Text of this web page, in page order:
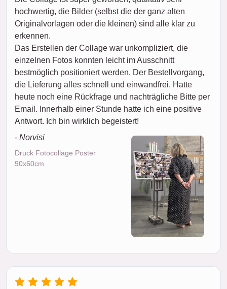
hochwertig, die Bilder (selbst die der ganz alten
Originalvorlagen oder die kleinen) sind alle klar zu
erkennen.
Das Erstellen der Collage war unkompliziert, die
einzelnen Fotos konnten leicht im Ausschnitt
bestmöglich positioniert werden. Der Bestellvorgang,
die Lieferung alles schnell und einwandfrei. Hatte
heute noch eine Rückfrage und nachträgliche Bitte per
Email. Innerhalb einer Stunde hatte ich eine positive
Antwort. Ich bin wirklich begeistert!
- Norvisi
Druck Fotocollage Poster
90x60cm